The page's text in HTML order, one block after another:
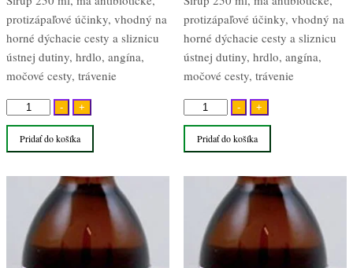
protizápaľové účinky, vhodný na
horné dýchacie cesty a sliznicu
ústnej dutiny, hrdlo, angína,
močové cesty, trávenie
-
množstvo
Šalviový
sirup
+
Pridať do košíka
protizápaľové účinky, vhodný na
horné dýchacie cesty a sliznicu
ústnej dutiny, hrdlo, angína,
močové cesty, trávenie
-
množstvo
Šalviový
sirup
karamelom
+
Pridať do košíka